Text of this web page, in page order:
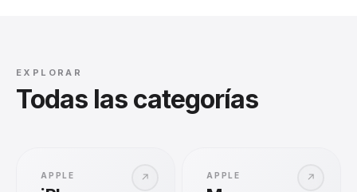
EXPLORAR
Todas las categorías
↗
APPLE ↗
APPLE